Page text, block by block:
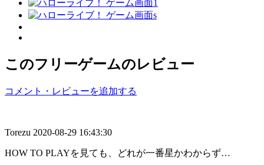
このフリーゲームのレビュー
コメント・レビューを追加する
Torezu 2020-08-29 16:43:30
HOW TO PLAYを見ても、どれが一番星かわからず…